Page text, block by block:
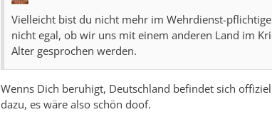
Vielleicht bist du nicht mehr im Wehrdienst-
nicht egal, ob wir uns mit einem anderen Land im
Alter gesprochen werden.
Wenns Dich beruhigt, Deutschland befindet sich
dazu, es wäre also schön doof.